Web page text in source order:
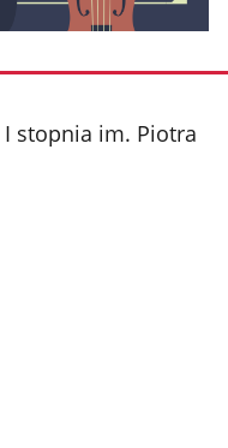
I stopnia im. Piotra